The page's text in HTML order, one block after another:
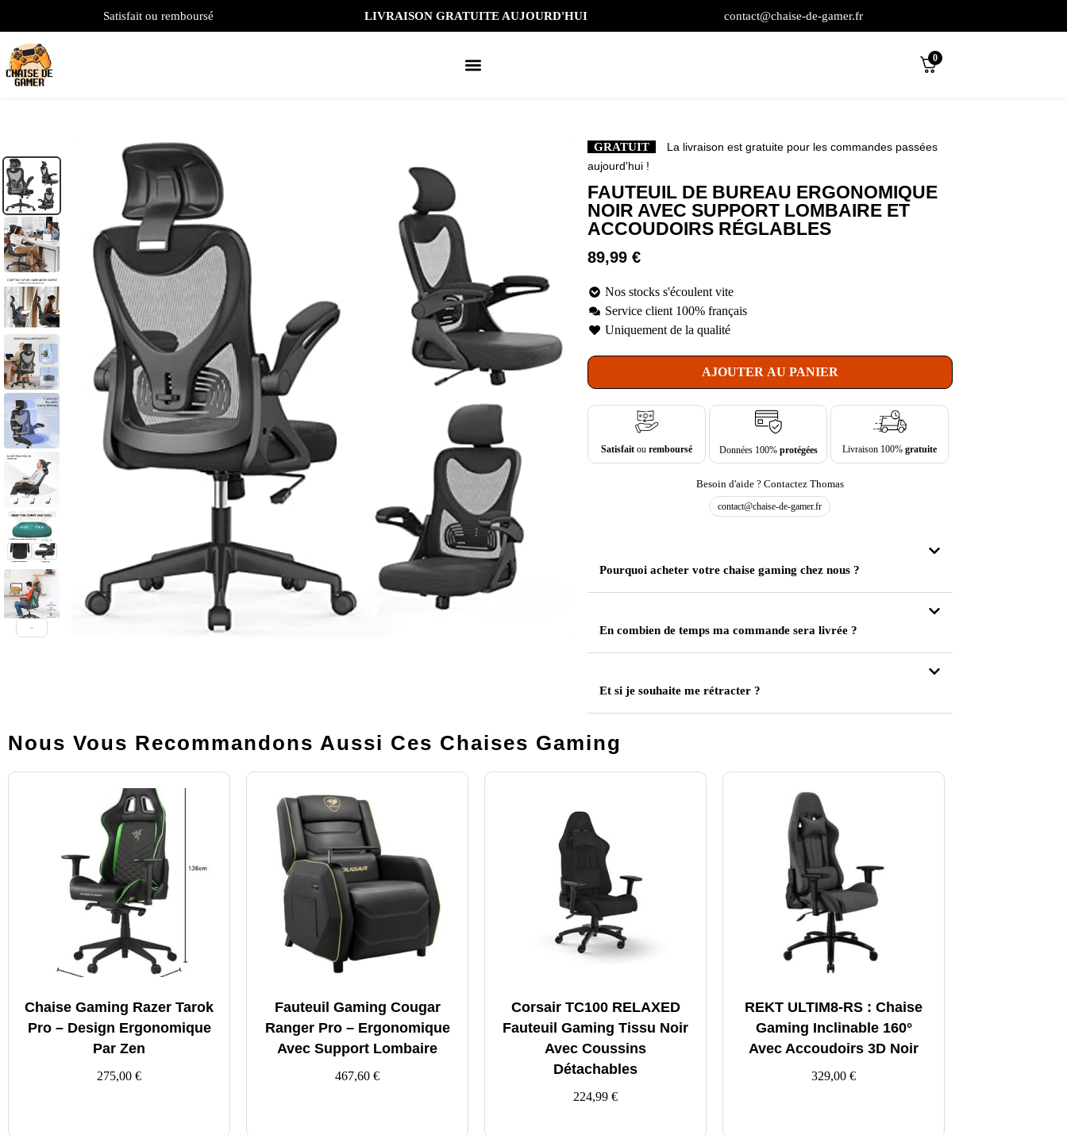
Satisfait ou remboursé LIVRAISON GRATUITE AUJOURD'HUI contact@chaise-de-gamer.fr
0
GRATUIT
La livraison est gratuite pour les commandes passées
aujourd'hui !
FAUTEUIL DE BUREAU ERGONOMIQUE
NOIR AVEC SUPPORT LOMBAIRE ET
ACCOUDOIRS RÉGLABLES
89,99 €
Nos stocks s'écoulent vite
Service client 100% français
Uniquement de la qualité
AJOUTER AU PANIER
Satisfait ouremboursé Données 100% protégées Livraison 100%gratuite
Besoin d'aide ? Contactez Thomas
contact@chaise-de-gamer.fr
Pourquoi acheter votre chaise gaming chez nous ?
En combien de temps ma commande sera livrée ?
Et si je souhaite me rétracter ?
Nous Vous Recommandons Aussi Ces Chaises Gaming
Chaise Gaming Razer Tarok
Pro – Design Ergonomique
Par Zen
275,00 €
Fauteuil Gaming Cougar
Ranger Pro – Ergonomique
Avec Support Lombaire
467,60 €
Corsair TC100 RELAXED
Fauteuil Gaming Tissu Noir
Avec Coussins
Détachables
224,99 €
REKT ULTIM8-RS : Chaise
Gaming Inclinable 160°
Avec Accoudoirs 3D Noir
329,00 €